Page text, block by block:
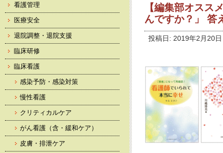
【編集部オスス
んですか？」 答
投稿日: 2019年2月20
看護管理
医療安全
退院調整・退院支援
臨床研修
臨床看護
感染予防・感染対策
慢性看護
クリティカルケア
がん看護（含・緩和ケア）
皮膚・排泄ケア